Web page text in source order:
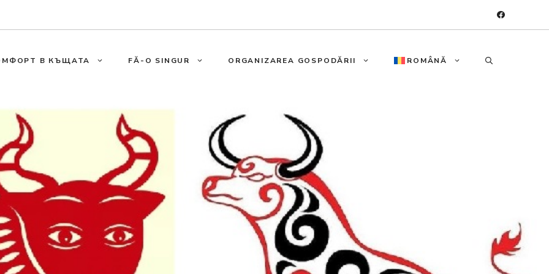
В КЪЩАТА FĂ-O SINGUR ORGANIZAREA GOSPODĂRII ROMÂNĂ